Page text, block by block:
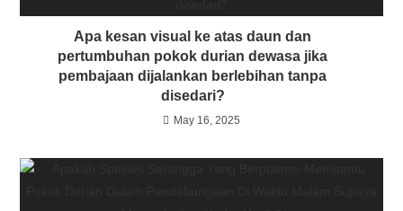
Apa kesan visual ke atas daun dan
pertumbuhan pokok durian dewasa jika
pembajaan dijalankan berlebihan tanpa
disedari?
May 16, 2025